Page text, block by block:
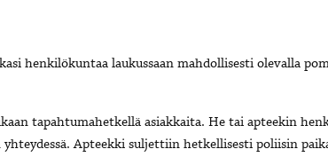
henkilökuntaa laukussaan mahdollisesti olevalla
tapahtumahetkellä asiakkaita. He tai apteekin
Apteekki suljettiin hetkellisesti poliisin